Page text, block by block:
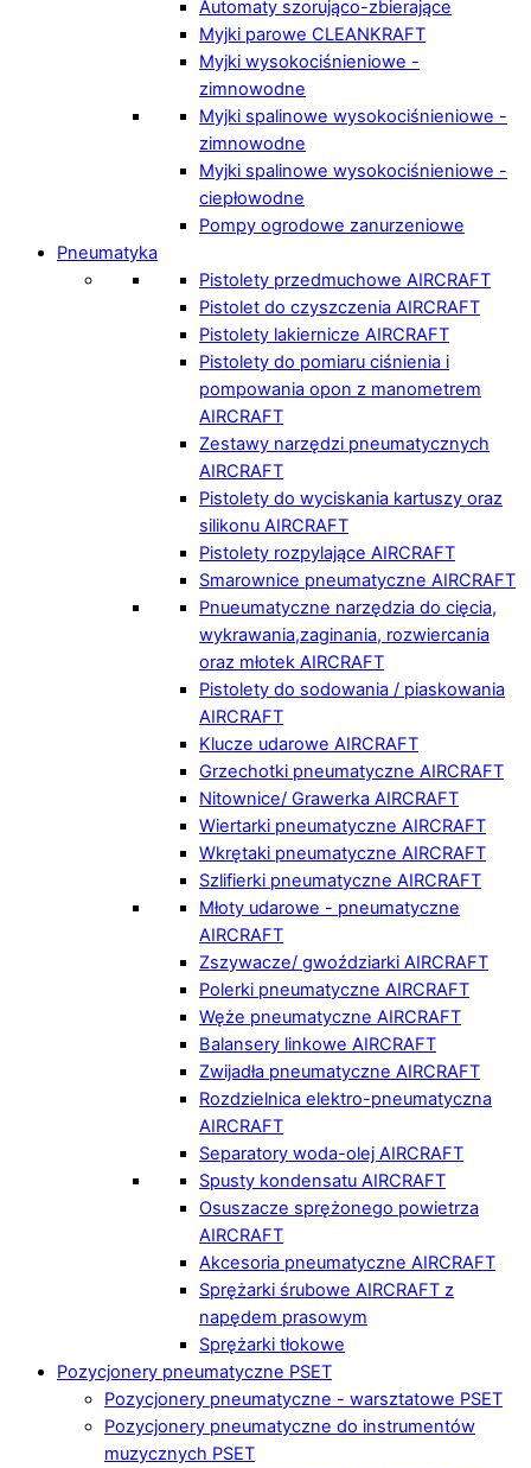
Automaty szorująco-zbierające
Myjki parowe CLEANKRAFT
Myjki wysokociśnieniowe -
zimnowodne
Myjki spalinowe wysokociśnieniowe -
zimnowodne
Myjki spalinowe wysokociśnieniowe -
ciepłowodne
Pompy ogrodowe zanurzeniowe
Pneumatyka
Pistolety przedmuchowe AIRCRAFT
Pistolet do czyszczenia AIRCRAFT
Pistolety lakiernicze AIRCRAFT
Pistolety do pomiaru ciśnienia i
pompowania opon z manometrem
AIRCRAFT
Zestawy narzędzi pneumatycznych
AIRCRAFT
Pistolety do wyciskania kartuszy oraz
silikonu AIRCRAFT
Pistolety rozpylające AIRCRAFT
Smarownice pneumatyczne AIRCRAFT
Pnueumatyczne narzędzia do cięcia,
wykrawania,zaginania, rozwiercania
oraz młotek AIRCRAFT
Pistolety do sodowania / piaskowania
AIRCRAFT
Klucze udarowe AIRCRAFT
Grzechotki pneumatyczne AIRCRAFT
Nitownice/ Grawerka AIRCRAFT
Wiertarki pneumatyczne AIRCRAFT
Wkrętaki pneumatyczne AIRCRAFT
Szlifierki pneumatyczne AIRCRAFT
Młoty udarowe - pneumatyczne
AIRCRAFT
Zszywacze/ gwoździarki AIRCRAFT
Polerki pneumatyczne AIRCRAFT
Węże pneumatyczne AIRCRAFT
Balansery linkowe AIRCRAFT
Zwijadła pneumatyczne AIRCRAFT
Rozdzielnica elektro-pneumatyczna
AIRCRAFT
Separatory woda-olej AIRCRAFT
Spusty kondensatu AIRCRAFT
Osuszacze sprężonego powietrza
AIRCRAFT
Akcesoria pneumatyczne AIRCRAFT
Sprężarki śrubowe AIRCRAFT z
napędem prasowym
Sprężarki tłokowe
Pozycjonery pneumatyczne PSET
Pozycjonery pneumatyczne - warsztatowe PSET
Pozycjonery pneumatyczne do instrumentów
muzycznych PSET